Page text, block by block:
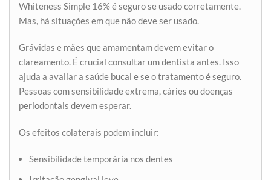
Whiteness Simple 16% é seguro se usado corretamente.
Mas, há situações em que não deve ser usado.
Grávidas e mães que amamentam devem evitar o
clareamento. É crucial consultar um dentista antes. Isso
ajuda a avaliar a saúde bucal e se o tratamento é seguro.
Pessoas com sensibilidade extrema, cáries ou doenças
periodontais devem esperar.
Os efeitos colaterais podem incluir:
Sensibilidade temporária nos dentes